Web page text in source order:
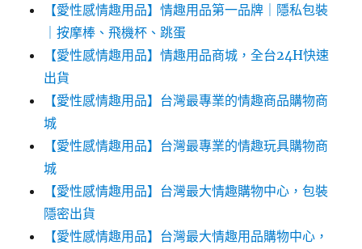
【愛性感情趣用品】情趣用品第一品牌｜隱私包裝
｜按摩棒、飛機杯、跳蛋
【愛性感情趣用品】情趣用品商城，全台24H快速
出貨
【愛性感情趣用品】台灣最專業的情趣商品購物商
城
【愛性感情趣用品】台灣最專業的情趣玩具購物商
城
【愛性感情趣用品】台灣最大情趣購物中心，包裝
隱密出貨
【愛性感情趣用品】台灣最大情趣用品購物中心，